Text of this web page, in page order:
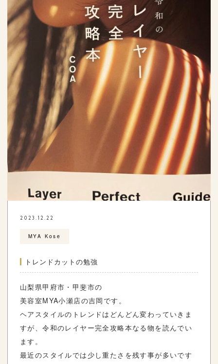
2023.12.22
MYA Kose
トレンドカットの勉強
山梨県甲府市・甲斐市の
美容室MYA小瀬店の吉岡です。
ヘアスタイルのトレンドはどんどん変わっていきま
すが、令和のレイヤー完全攻略本なる物を読んでい
ます。
最近のスタイルでは少し重たさを残す事が多いです